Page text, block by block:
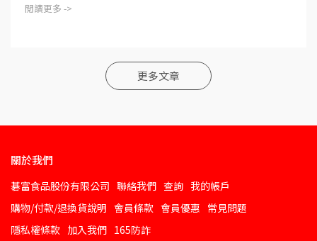
閱讀更多 ->
更多文章
關於我們
碁富食品股份有限公司 聯絡我們 查詢 我的帳戶
購物/付款/退換貨說明 會員條款 會員優惠 常見問題
隱私權條款 加入我們 165防詐